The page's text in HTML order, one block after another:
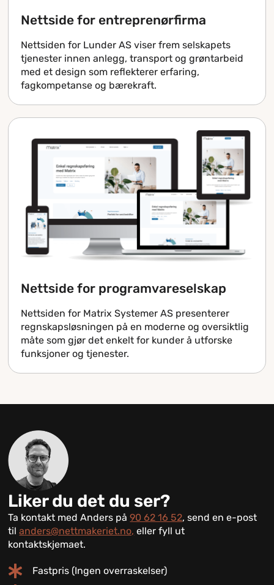
Nettside for entreprenørfirma​
Nettsiden for Lunder AS viser frem selskapets
tjenester innen anlegg, transport og grøntarbeid
med et design som reflekterer erfaring,
fagkompetanse og bærekraft.
Nettside for programvareselskap
Nettsiden for Matrix Systemer AS presenterer
regnskapsløsningen på en moderne og oversiktlig
måte som gjør det enkelt for kunder å utforske
funksjoner og tjenester.
Liker du det du ser?
Ta kontakt med Anders på90 62 16 52, send en e-post
tilanders@nettmakeriet.no, eller fyll ut
kontaktskjemaet.
Fastpris (Ingen overraskelser)